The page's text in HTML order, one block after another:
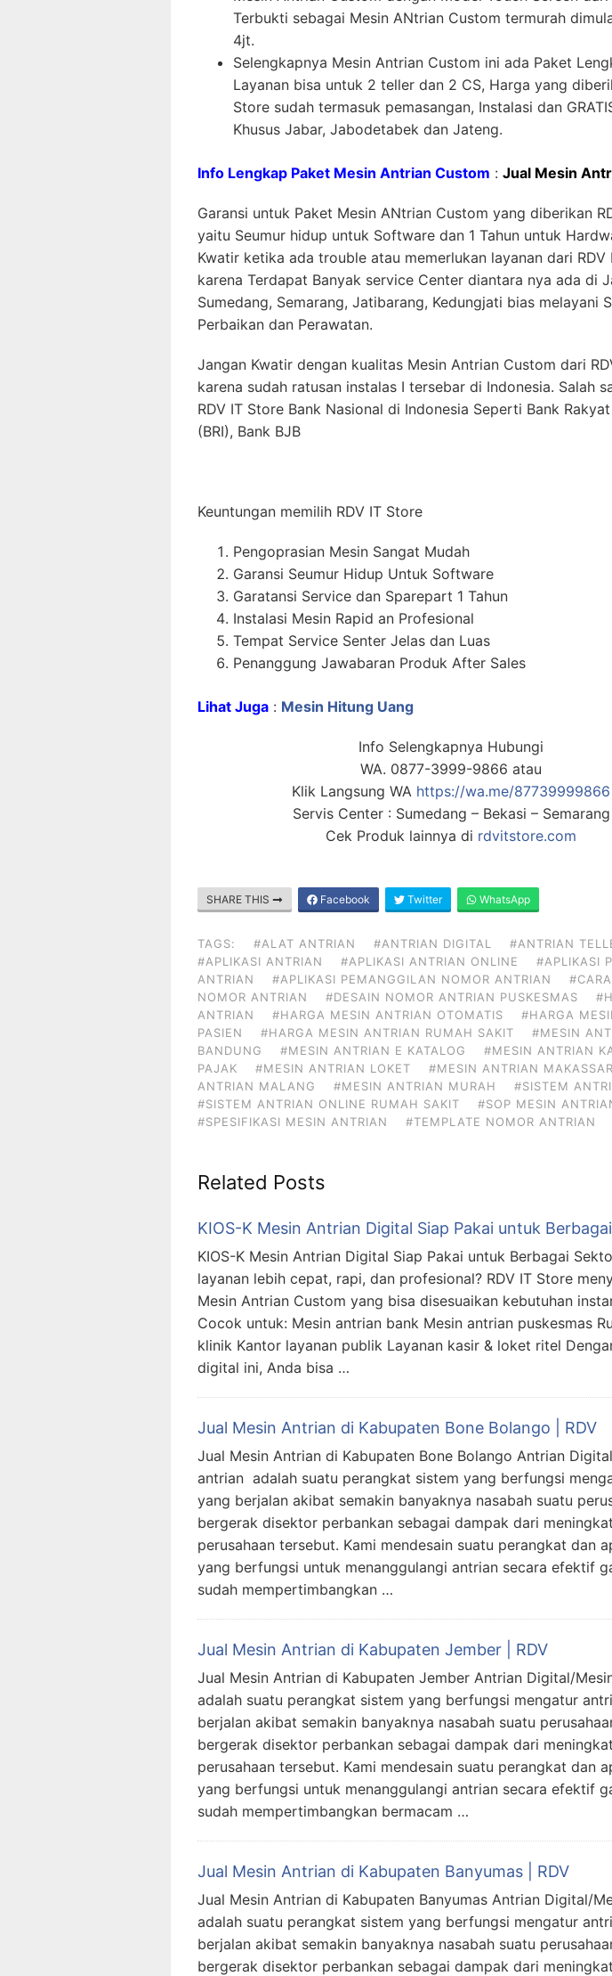
Terbukti sebagai Mesin ANtrian Custom termurah
4jt.
Selengkapnya Mesin Antrian Custom ini ada Paket
Layanan bisa untuk 2 teller dan 2 CS, Harga yang
Store sudah termasuk pemasangan, Instalasi dan
Khusus Jabar, Jabodetabek dan Jateng.
Info Lengkap Paket Mesin Antrian Custom : Jual Mesin
Garansi untuk Paket Mesin ANtrian Custom yang diberikan
yaitu Seumur hidup untuk Software dan 1 Tahun untuk
Kwatir ketika ada trouble atau memerlukan layanan dari RDV
karena Terdapat Banyak service Center diantara nya ada di
Sumedang, Semarang, Jatibarang, Kedungjati bias melayani
Perbaikan dan Perawatan.
Jangan Kwatir dengan kualitas Mesin Antrian Custom dari
karena sudah ratusan instalas I tersebar di Indonesia. Salah
RDV IT Store Bank Nasional di Indonesia Seperti Bank
(BRI), Bank BJB
Keuntungan memilih RDV IT Store
Pengoprasian Mesin Sangat Mudah
Garansi Seumur Hidup Untuk Software
Garatansi Service dan Sparepart 1 Tahun
Instalasi Mesin Rapid an Profesional
Tempat Service Senter Jelas dan Luas
Penanggung Jawabaran Produk After Sales
Lihat Juga : Mesin Hitung Uang
Info Selengkapnya Hubungi
WA. 0877-3999-9866 atau
Klik Langsung WA https://wa.me/87739999866
Servis Center : Sumedang – Bekasi – Semarang
Cek Produk lainnya di rdvitstore.com
SHARE THIS Facebook Twitter WhatsApp
TAGS: #ALAT ANTRIAN #ANTRIAN DIGITAL
#ANTRIAN
#APLIKASI ANTRIAN
#APLIKASI ANTRIAN ONLINE
#APLIKASI
ANTRIAN
#APLIKASI PEMANGGILAN NOMOR ANTRIAN
NOMOR ANTRIAN
#DESAIN NOMOR ANTRIAN PUSKESMAS
ANTRIAN
#HARGA MESIN ANTRIAN OTOMATIS
#HARGA
PASIEN
#HARGA MESIN ANTRIAN RUMAH SAKIT
#MESIN
BANDUNG
#MESIN ANTRIAN E KATALOG
#MESIN ANTRIAN
PAJAK
#MESIN ANTRIAN LOKET #MESIN ANTRIAN MAKASSAR
ANTRIAN MALANG
#MESIN ANTRIAN MURAH
#SISTEM
#SISTEM ANTRIAN ONLINE RUMAH SAKIT
#SOP MESIN
#SPESIFIKASI MESIN ANTRIAN
#TEMPLATE NOMOR ANTRIAN
Related Posts
KIOS-K Mesin Antrian Digital Siap Pakai untuk
KIOS-K Mesin Antrian Digital Siap Pakai untuk Berbagai
layanan lebih cepat, rapi, dan profesional? RDV IT Store
Mesin Antrian Custom yang bisa disesuaikan kebutuhan
Cocok untuk: Mesin antrian bank Mesin antrian puskesmas
klinik Kantor layanan publik Layanan kasir & loket ritel
digital ini, Anda bisa …
Jual Mesin Antrian di Kabupaten Bone Bolango | RDV
Jual Mesin Antrian di Kabupaten Bone Bolango Antrian
antrian adalah suatu perangkat sistem yang berfungsi
yang berjalan akibat semakin banyaknya nasabah suatu
bergerak disektor perbankan sebagai dampak dari
perusahaan tersebut. Kami mendesain suatu perangkat dan
yang berfungsi untuk menanggulangi antrian secara efektif
sudah mempertimbangkan …
Jual Mesin Antrian di Kabupaten Jember | RDV
Jual Mesin Antrian di Kabupaten Jember Antrian Digital/
adalah suatu perangkat sistem yang berfungsi mengatur
berjalan akibat semakin banyaknya nasabah suatu
bergerak disektor perbankan sebagai dampak dari
perusahaan tersebut. Kami mendesain suatu perangkat dan
yang berfungsi untuk menanggulangi antrian secara efektif
sudah mempertimbangkan bermacam …
Jual Mesin Antrian di Kabupaten Banyumas | RDV
Jual Mesin Antrian di Kabupaten Banyumas Antrian Digital/
adalah suatu perangkat sistem yang berfungsi mengatur
berjalan akibat semakin banyaknya nasabah suatu
bergerak disektor perbankan sebagai dampak dari